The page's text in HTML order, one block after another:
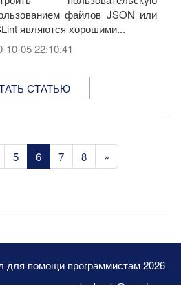
файлов JSON или
являются хорошими...
10-05 22:10:41
СТАТЬЮ
5 6 7 8 »
для помощи программистам 2026